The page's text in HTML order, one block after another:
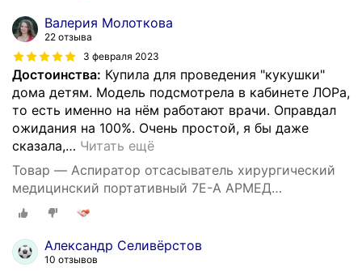
Валерия Молоткова
22 отзыва
3 февраля 2023
Достоинства: Купила для проведения "кукушки"
дома детям. Модель подсмотрела в кабинете ЛОРа,
то есть именно на нём работают врачи. Оправдал
ожидания на 100%. Очень простой, я бы даже
сказала,… Читать ещё
Товар — Аспиратор отсасыватель хирургический
медицинский портативный 7E-A АРМЕД
(электрический, регистрационное удостоверение)
Александр Селивёрстов
10 отзывов